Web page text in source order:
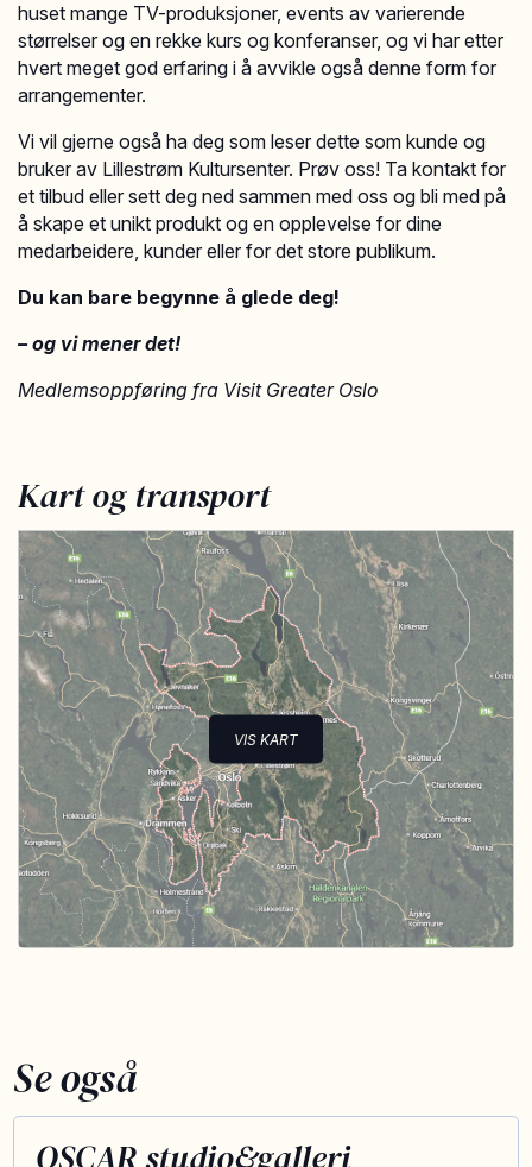
huset mange TV-produksjoner, events av varierende
størrelser og en rekke kurs og konferanser, og vi har etter
hvert meget god erfaring i å avvikle også denne form for
arrangementer.
Vi vil gjerne også ha deg som leser dette som kunde og
bruker av Lillestrøm Kultursenter. Prøv oss! Ta kontakt for
et tilbud eller sett deg ned sammen med oss og bli med på
å skape et unikt produkt og en opplevelse for dine
medarbeidere, kunder eller for det store publikum.
Du kan bare begynne å glede deg!
– og vi mener det!
Medlemsoppføring fra Visit Greater Oslo
Kart og transport
VIS KART
Se også
OSCAR studio&galleri